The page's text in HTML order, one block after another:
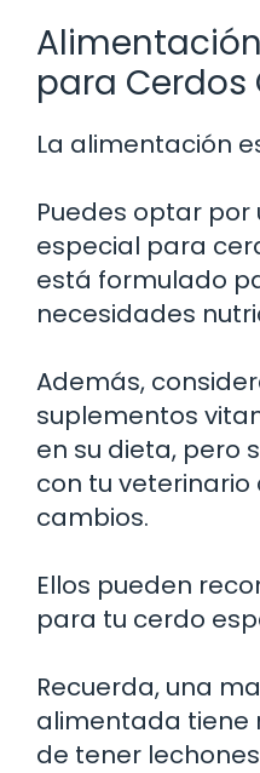
para Cerdos
La alimentación
Puedes optar
especial para
está formulado
necesidades
Además,
suplementos
en su dieta, pero
con tu
cambios.
Ellos pueden
para tu cerdo
Recuerda, una
alimentada tiene
de tener